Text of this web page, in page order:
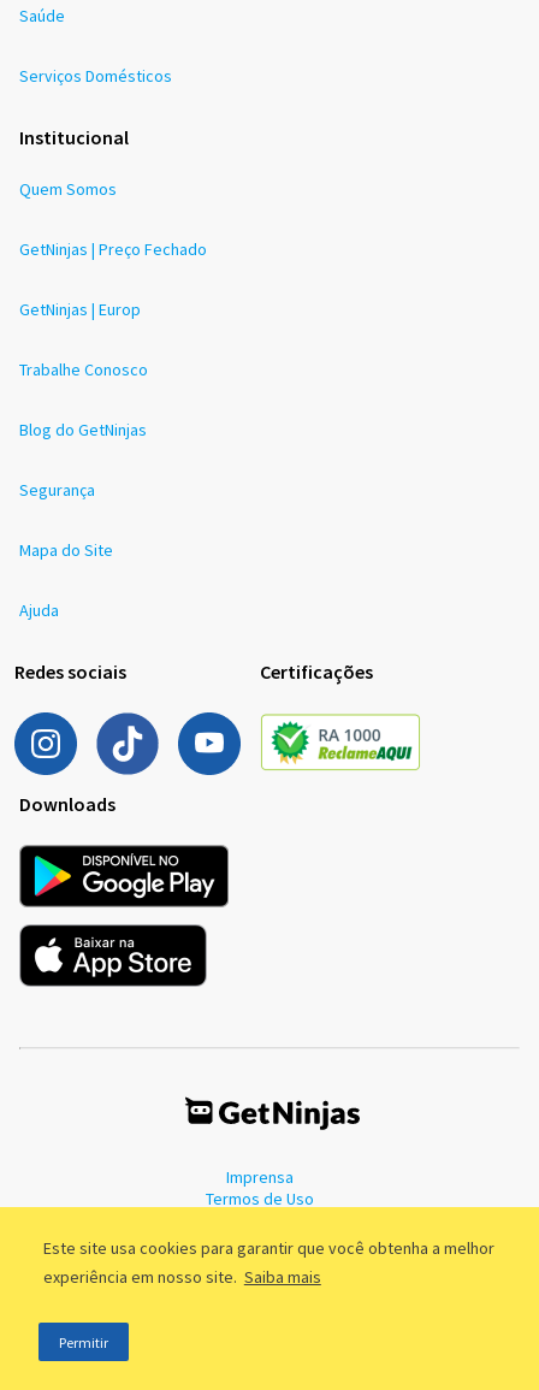
Este site usa cookies para garantir que você obtenha a melhor
experiência em nosso site. Saiba mais
Permitir
Saúde
Serviços Domésticos
Institucional
Quem Somos
GetNinjas | Preço Fechado
GetNinjas | Europ
Trabalhe Conosco
Blog do GetNinjas
Segurança
Mapa do Site
Ajuda
Redes sociais Certificações
Downloads
Imprensa
Termos de Uso
©2011 - 2026, GetNinjas LTDA. CNPJ 55.744.877/0001-89 - Rua Dr.
Fernandes Coelho, 85 - 3º andar - São Paulo/SP - Brasil